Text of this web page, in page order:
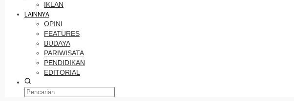
IKLAN
LAINNYA
OPINI
FEATURES
BUDAYA
PARIWISATA
PENDIDIKAN
EDITORIAL